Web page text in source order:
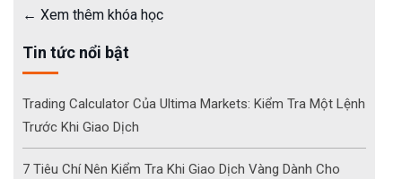
Xem thêm khóa học
Tin tức nổi bật
Trading Calculator Của Ultima Markets: Kiểm Tra Một Lệnh
Trước Khi Giao Dịch
7 Tiêu Chí Nên Kiểm Tra Khi Giao Dịch Vàng Dành Cho